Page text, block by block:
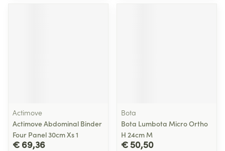
Actimove
Actimove Abdominal Binder
Four Panel 30cm Xs 1
€ 69,36
Bota
Bota Lumbota Micro Ortho
H 24cm M
€ 50,50